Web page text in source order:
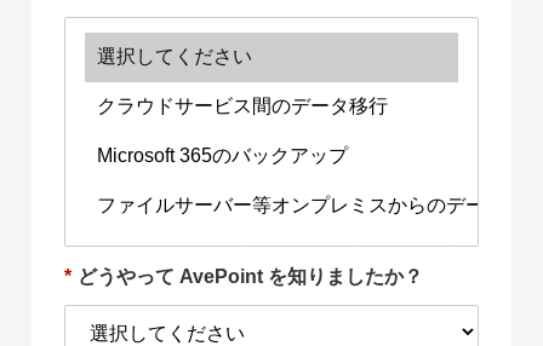
* どうやって AvePoint を知りましたか？